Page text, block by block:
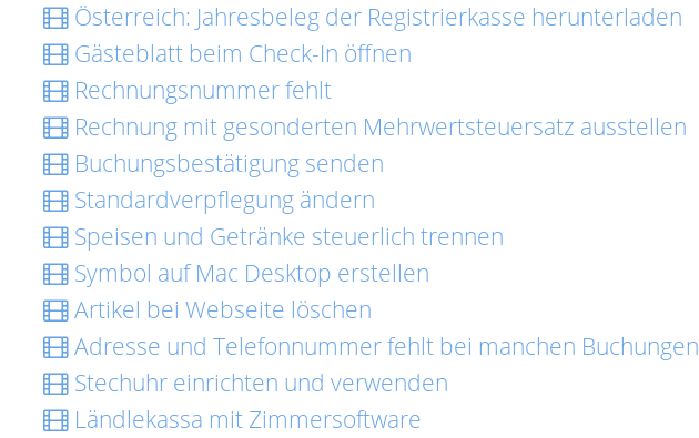
Österreich: Jahresbeleg der Registrierkasse herunterladen
Gästeblatt beim Check-In öffnen
Rechnungsnummer fehlt
Rechnung mit gesonderten Mehrwertsteuersatz ausstellen
Buchungsbestätigung senden
Standardverpflegung ändern
Speisen und Getränke steuerlich trennen
Symbol auf Mac Desktop erstellen
Artikel bei Webseite löschen
Adresse und Telefonnummer fehlt bei manchen Buchungen
Stechuhr einrichten und verwenden
Ländlekassa mit Zimmersoftware